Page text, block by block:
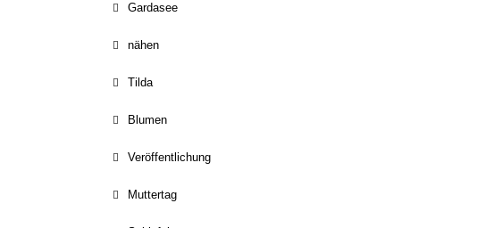
Gardasee
nähen
Tilda
Blumen
Veröffentlichung
Muttertag